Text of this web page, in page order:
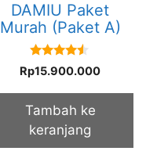
DAMIU Paket
Murah (Paket A)
4.33
out of 5
Rp15.900.000
Tambah ke
keranjang